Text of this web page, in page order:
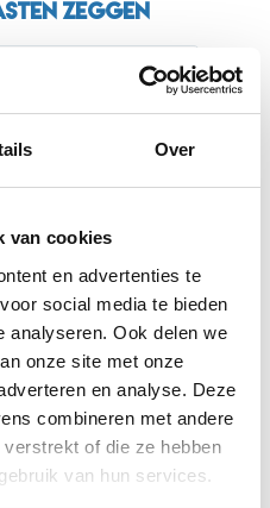
Over
van cookies
en advertenties te
social media te bieden
analyseren. Ook delen we
onze site met onze
en analyse. Deze
combineren met andere
of die ze hebben
van hun services.
zeggen
die beiden uitdagend zijn
diamond Heist is rauwer,
leuke ervaring!

mij, de